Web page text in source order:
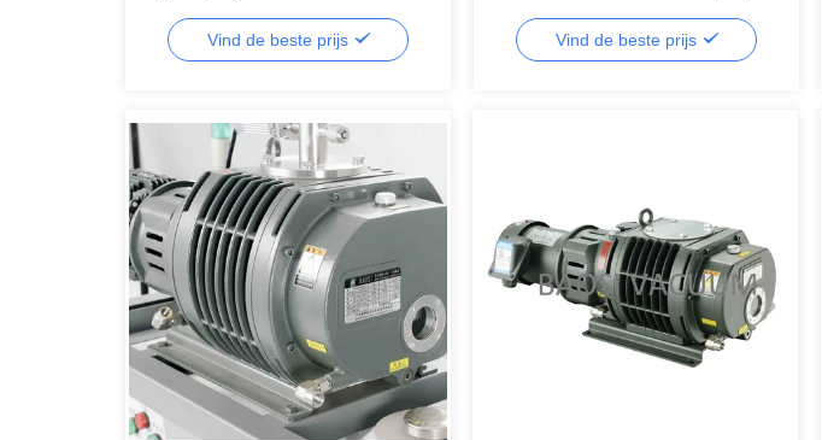
Wortels, Mechanische
Hulpvacuümpomp
Vind de beste prijs
van Oppervlakte7.5kw Wortels de Vrije
Lange Levensduur Met geringe
Vind de beste prijs